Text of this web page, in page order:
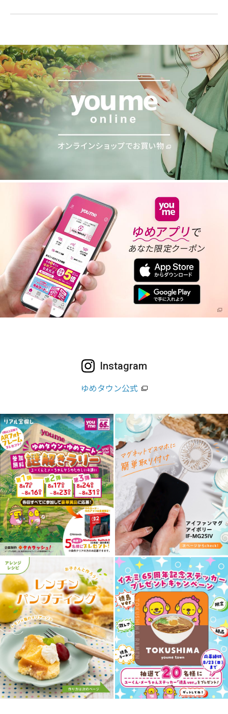
Instagram
ゆめタウン公式